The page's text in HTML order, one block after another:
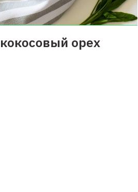
орех